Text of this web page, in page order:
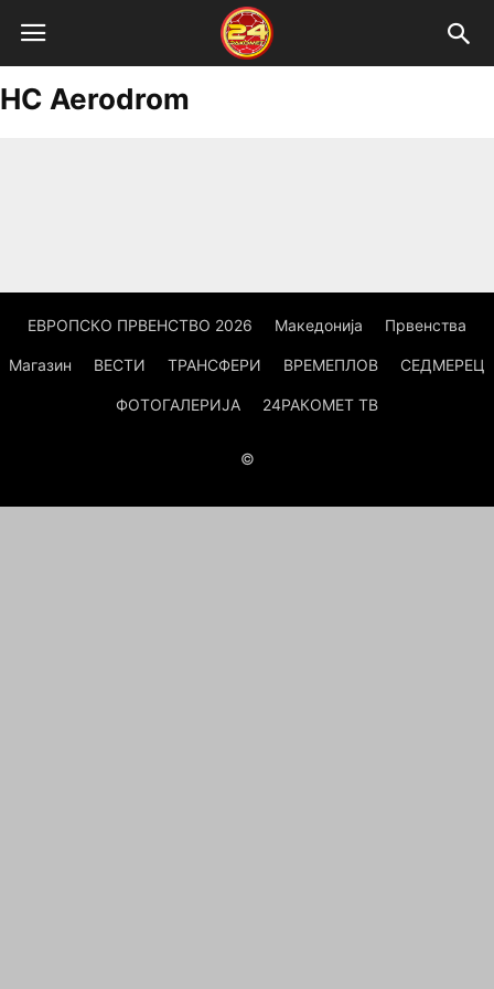
HC Aerodrom
ЕВРОПСКО ПРВЕНСТВО 2026 Македонија Првенства
Магазин ВЕСТИ ТРАНСФЕРИ ВРЕМЕПЛОВ СЕДМЕРЕЦ
ФОТОГАЛЕРИЈА 24РАКОМЕТ ТВ
©